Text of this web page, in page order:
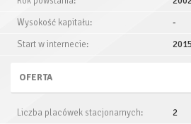
Wysokość kapitału:
-
Start w internecie:
2015
OFERTA
Liczba placówek stacjonarnych:
2